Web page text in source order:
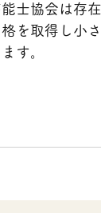
士協会は存
を取得し小
す。